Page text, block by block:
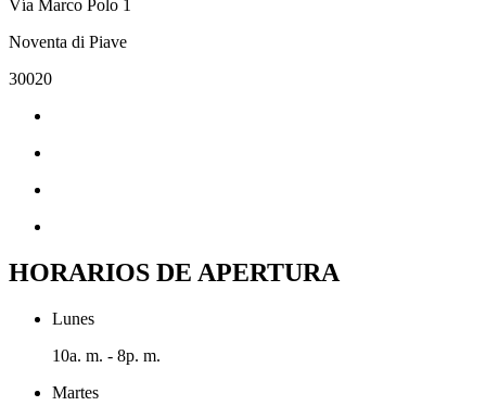
Vía Marco Polo 1
Noventa di Piave
30020
HORARIOS DE APERTURA
Lunes
10a. m. - 8p. m.
Martes